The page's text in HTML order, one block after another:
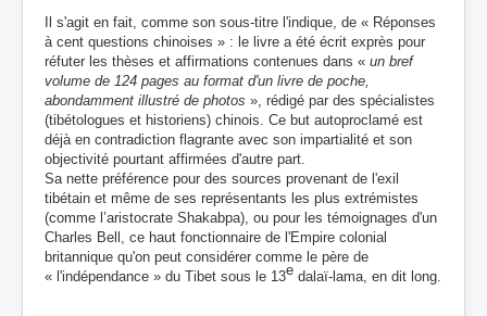
Il s'agit en fait, comme son sous-titre l'indique, de « Réponses
à cent questions chinoises » : e livre a été écrit exprès pour
réfuter les thèses et affirmations contenues dans « un bref
volume de 124 pages au format d'un livre de poche,
abondamment illustré de photos », rédigé par des spécialistes
(tibétologues et historiens) chinois. Ce but autoproclamé est
déjà en contradiction flagrante avec son impartialité et son
objectivité pourtant affirmées d'autre part.
Sa nette préférence pour des sources provenant de l'exil
tibétain et même de ses représentants les plus extrémistes
(comme l’aristocrate Shakabpa), ou pour les témoignages d'un
Charles Bell, ce haut fonctionnaire de l'Empire colonial
britannique qu'on peut considérer comme le père de
« l'indépendance » du Tibet sous le 13e dalaï-lama, en dit long.